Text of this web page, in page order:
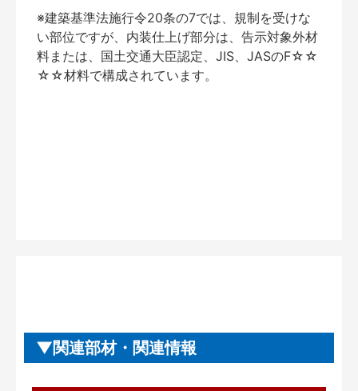
※建築基準法施行令20条の7では、規制を受けな
い部位ですが、内装仕上げ部分は、告示対象外材
料または、国土交通大臣認定、JIS、JASのF☆☆
☆☆材料で構成されています。
関連部材・関連情報